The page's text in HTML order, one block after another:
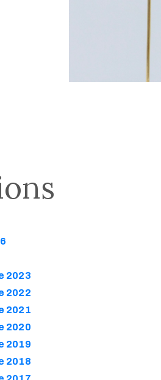
2023
2022
2021
2020
2019
2018